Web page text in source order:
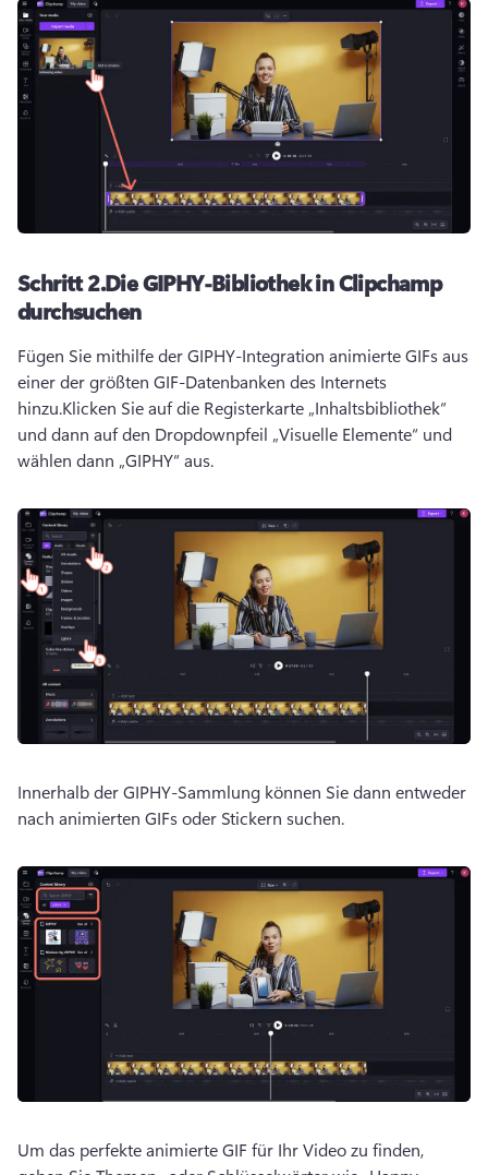
Schritt 2.Die GIPHY-Bibliothek in Clipchamp
durchsuchen
Fügen Sie mithilfe der GIPHY-Integration animierte GIFs aus
einer der größten GIF-Datenbanken des Internets
hinzu.Klicken Sie auf die Registerkarte „Inhaltsbibliothek“
und dann auf den Dropdownpfeil „Visuelle Elemente“ und
wählen dann „GIPHY“ aus.
Innerhalb der GIPHY-Sammlung können Sie dann entweder
nach animierten GIFs oder Stickern suchen.
Um das perfekte animierte GIF für Ihr Video zu finden,